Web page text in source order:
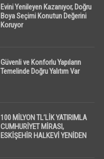
Evini Yenileyen Kazanıyor, Doğru
Boya Seçimi Konutun Değerini
Koruyor
Güvenli ve Konforlu Yapıların
Temelinde Doğru Yalıtım Var
100 MİLYON TL’LİK YATIRIMLA
CUMHURİYET MİRASI,
ESKİŞEHİR HALKEVİ YENİDEN